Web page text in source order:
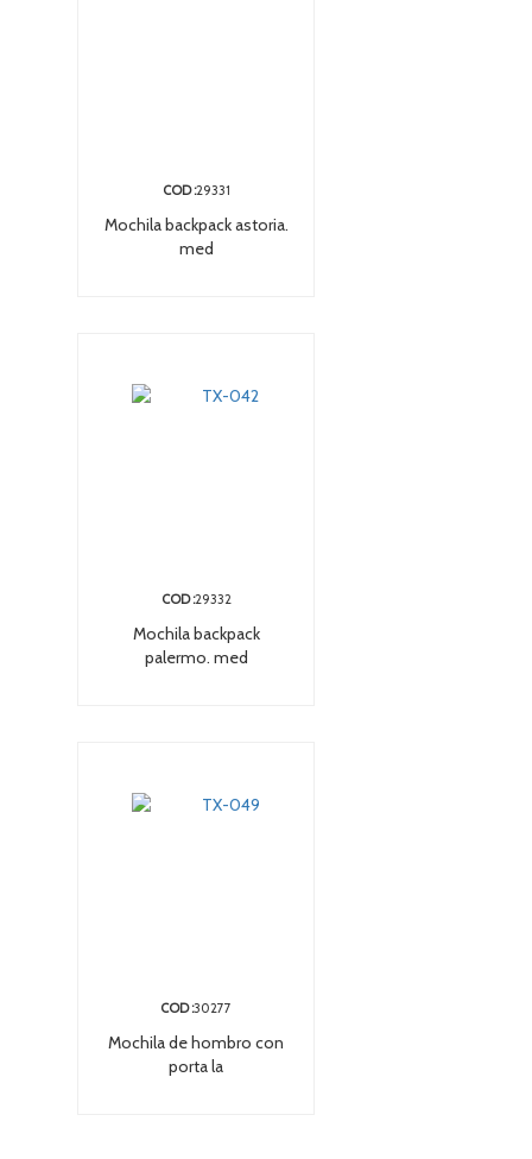
COD :29331
Mochila backpack astoria.
med
COD :29332
Mochila backpack
palermo. med
COD :30277
Mochila de hombro con
porta la